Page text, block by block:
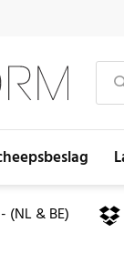
(NL & BE)